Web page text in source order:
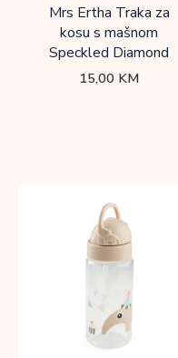
Mrs Ertha Traka za
kosu s mašnom
Speckled Diamond
15,00 KM